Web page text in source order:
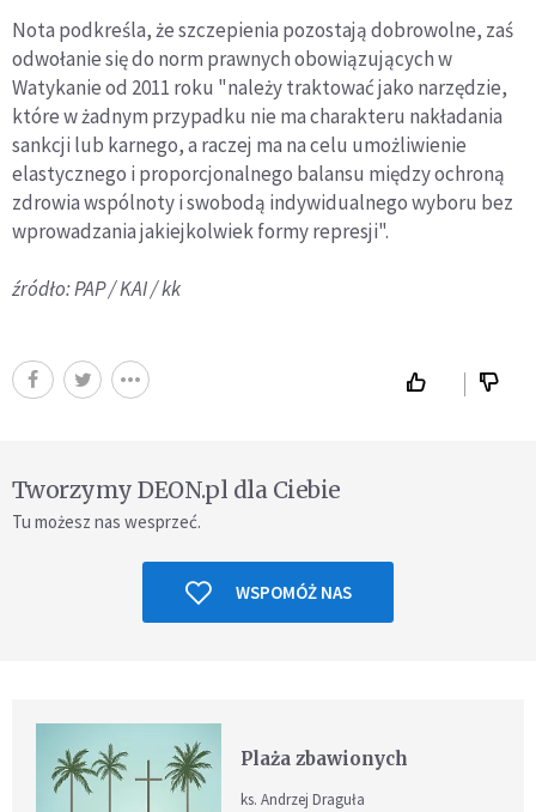
Nota podkreśla, że szczepienia pozostają dobrowolne, zaś
odwołanie się do norm prawnych obowiązujących w
Watykanie od 2011 roku "należy traktować jako narzędzie,
które w żadnym przypadku nie ma charakteru nakładania
sankcji lub karnego, a raczej ma na celu umożliwienie
elastycznego i proporcjonalnego balansu między ochroną
zdrowia wspólnoty i swobodą indywidualnego wyboru bez
wprowadzania jakiejkolwiek formy represji".
źródło: PAP / KAI / kk
Tworzymy DEON.pl dla Ciebie
Tu możesz nas wesprzeć.
WSPOMÓŻ NAS
Plaża zbawionych
ks. Andrzej Draguła